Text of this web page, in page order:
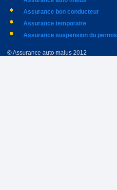
Assurance bon conducteur
Assurance temporaire
Assurance suspension du permis
© Assurance auto malus 2012